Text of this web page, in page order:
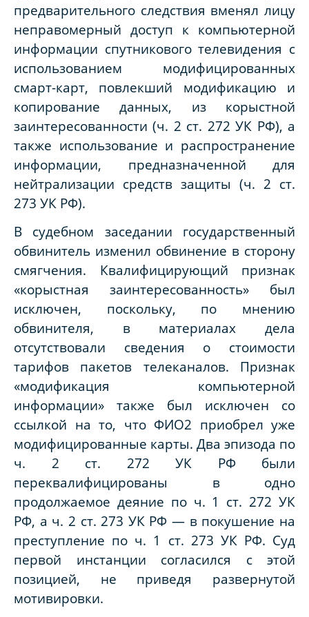
предварительного следствия вменял лицу
неправомерный доступ к компьютерной
информации спутникового телевидения с
использованием модифицированных
смарт-карт, повлекший модификацию и
копирование данных, из корыстной
заинтересованности (ч. 2 ст. 272 УК РФ), а
также использование и распространение
информации, предназначенной для
нейтрализации средств защиты (ч. 2 ст.
273 УК РФ).
В судебном заседании государственный
обвинитель изменил обвинение в сторону
смягчения. Квалифицирующий признак
«корыстная заинтересованность» был
исключен, поскольку, по мнению
обвинителя, в материалах дела
отсутствовали сведения о стоимости
тарифов пакетов телеканалов. Признак
«модификация компьютерной
информации» также был исключен со
ссылкой на то, что ФИО2 приобрел уже
модифицированные карты. Два эпизода по
ч. 2 ст. 272 УК РФ были
переквалифицированы в одно
продолжаемое деяние по ч. 1 ст. 272 УК
РФ, а ч. 2 ст. 273 УК РФ — в покушение на
преступление по ч. 1 ст. 273 УК РФ. Суд
первой инстанции согласился с этой
позицией, не приведя развернутой
мотивировки.